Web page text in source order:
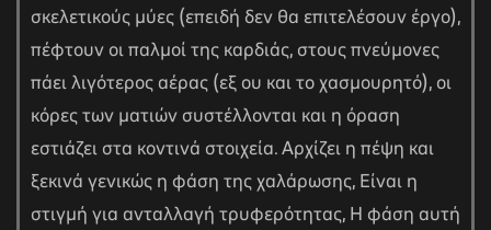
σκελετικούς μύες (επειδή δεν θα επιτελέσουν έργο),
πέφτουν οι παλμοί της καρδιάς, στους πνεύμονες
πάει λιγότερος αέρας (εξ ου και το χασμουρητό), οι
κόρες των ματιών συστέλλονται και η όραση
εστιάζει στα κοντινά στοιχεία. Αρχίζει η πέψη και
ξεκινά γενικώς η φάση της χαλάρωσης, Είναι η
στιγμή για ανταλλαγή τρυφερότητας, Η φάση αυτή